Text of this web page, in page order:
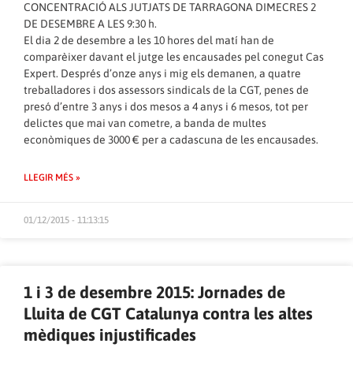
CONCENTRACIÓ ALS JUTJATS DE TARRAGONA DIMECRES 2
DE DESEMBRE A LES 9:30 h.
El dia 2 de desembre a les 10 hores del matí han de
comparèixer davant el jutge les encausades pel conegut Cas
Expert. Després d’onze anys i mig els demanen, a quatre
treballadores i dos assessors sindicals de la CGT, penes de
presó d’entre 3 anys i dos mesos a 4 anys i 6 mesos, tot per
delictes que mai van cometre, a banda de multes
econòmiques de 3000 € per a cadascuna de les encausades.
LLEGIR MÉS »
01/12/2015 - 11:13:15
1 i 3 de desembre 2015: Jornades de
Lluita de CGT Catalunya contra les altes
mèdiques injustificades